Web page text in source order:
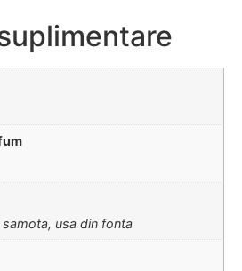
usa din fonta